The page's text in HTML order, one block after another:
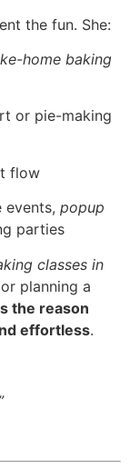
the fun. She:
home baking
or pie-making
flow
popup
parties
classes in
planning a
the reason
effortless.